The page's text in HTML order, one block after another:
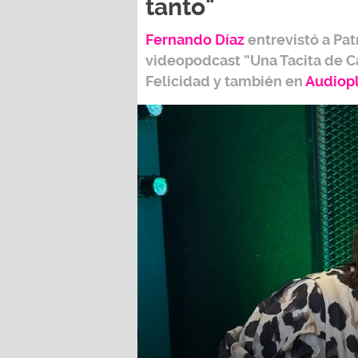
tanto"
Fernando Díazentrevistó a
videopodcast “Una Tacita de
Felicidad y también en